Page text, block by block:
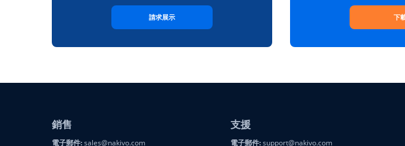
請求展示 下
銷售
電子郵件:sales@nakivo.com
支援
電子郵件:support@nakivo.com